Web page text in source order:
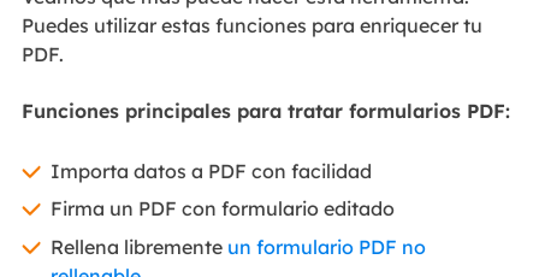
Puedes utilizar estas funciones para enriquecer tu
PDF.
Funciones principales para tratar formularios PDF:
Importa datos a PDF con facilidad
Firma un PDF con formulario editado
Rellena libremente un formulario PDF no